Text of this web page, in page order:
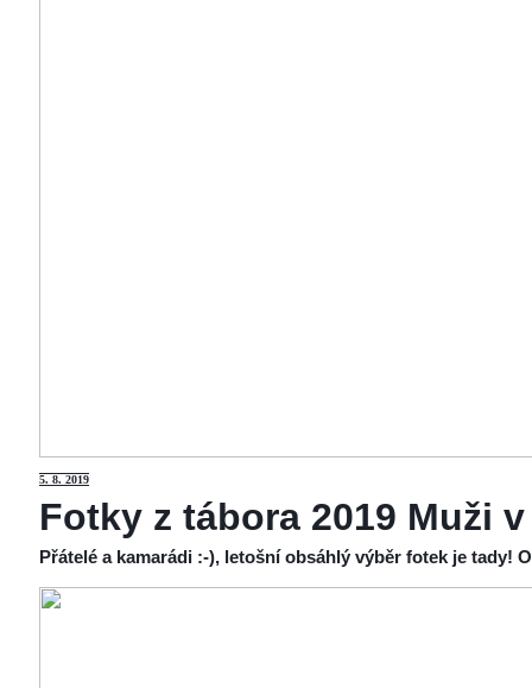
5. 8. 2019
Fotky z tábora 2019 Muži
Přátelé a kamarádi :-), letošní obsáhlý výběr fotek je tady!